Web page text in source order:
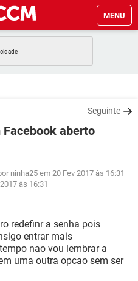
MENU
GMAIL
WHATSAPP
EXCEL
FACEBOOK
GMAIL
EXCEL
GMAIL
Seguinte
aberto
ninha25 em 20 Fev 2017 às 16:31
às 16:31
redefinr a senha pois
entrar mais
nao vou lembrar a
uma outra opcao sem ser